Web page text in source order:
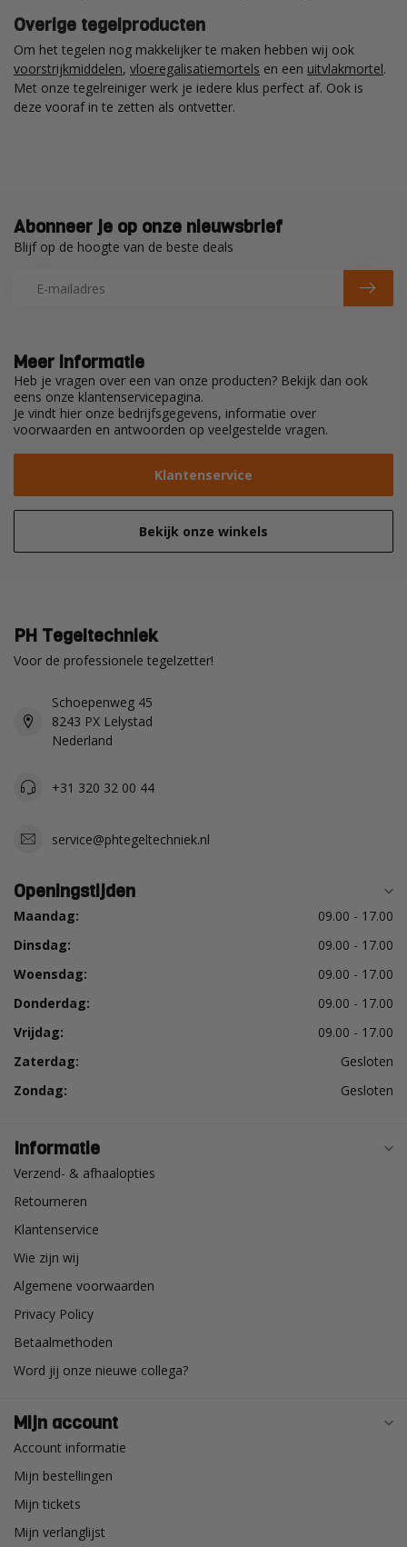
Overige tegelproducten
Om het tegelen nog makkelijker te maken hebben wij ook
voorstrijkmiddelen, vloeregalisatiemortels en een uitvlakmortel.
Met onze tegelreiniger werk je iedere klus perfect af. Ook is
deze vooraf in te zetten als ontvetter.
Meer informatie
Heb je vragen over een van onze producten? Bekijk dan ook
eens onze klantenservicepagina.
Je vindt hier onze bedrijfsgegevens, informatie over
voorwaarden en antwoorden op veelgestelde vragen.
Klantenservice
Bekijk onze winkels
Abonneer je op onze nieuwsbrief
Blijf op de hoogte van de beste deals
PH Tegeltechniek
Voor de professionele tegelzetter!
Schoepenweg 45
8243 PX Lelystad
Nederland
+31 320 32 00 44
service@phtegeltechniek.nl
Openingstijden
Maandag:
09.00 - 17.00
Dinsdag:
09.00 - 17.00
Woensdag:
09.00 - 17.00
Donderdag:
09.00 - 17.00
Vrijdag:
09.00 - 17.00
Zaterdag:
Gesloten
Zondag:
Gesloten
Informatie
Verzend- & afhaalopties
Retourneren
Klantenservice
Wie zijn wij
Algemene voorwaarden
Privacy Policy
Betaalmethoden
Word jij onze nieuwe collega?
Mijn account
Account informatie
Mijn bestellingen
Mijn tickets
Mijn verlanglijst